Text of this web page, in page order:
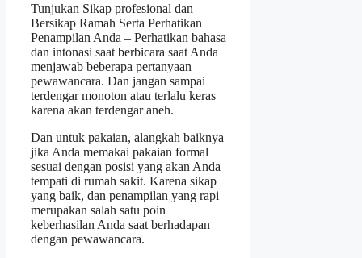
Tunjukan Sikap profesional dan
Bersikap Ramah Serta Perhatikan
Penampilan Anda – Perhatikan bahasa
dan intonasi saat berbicara saat Anda
menjawab beberapa pertanyaan
pewawancara. Dan jangan sampai
terdengar monoton atau terlalu keras
karena akan terdengar aneh.
Dan untuk pakaian, alangkah baiknya
jika Anda memakai pakaian formal
sesuai dengan posisi yang akan Anda
tempati di rumah sakit. Karena sikap
yang baik, dan penampilan yang rapi
merupakan salah satu poin
keberhasilan Anda saat berhadapan
dengan pewawancara.